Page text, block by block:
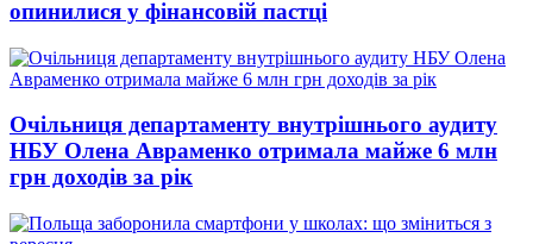
опинилися у фінансовій пастці
Очільниця департаменту внутрішнього аудиту
НБУ Олена Авраменко отримала майже 6 млн
грн доходів за рік